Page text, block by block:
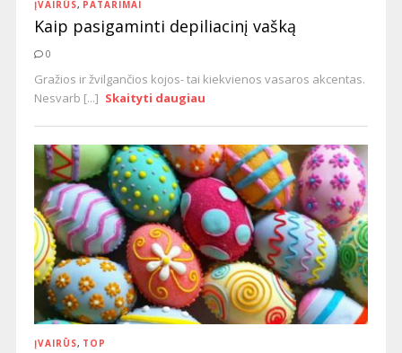
ĮVAIRŪS, PATARIMAI
Kaip pasigaminti depiliacinį vašką
0
Gražios ir žvilgančios kojos- tai kiekvienos vasaros akcentas.
Nesvarb [...] Skaityti daugiau
ĮVAIRŪS, TOP